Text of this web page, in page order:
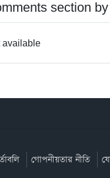
section
available
গোপনীয়তার নীতি